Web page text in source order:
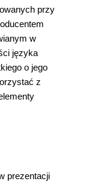
przy
w
języka
o jego
z
prezentacji